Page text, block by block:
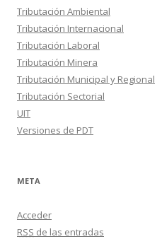
Tributación Ambiental
Tributación Internacional
Tributación Laboral
Tributación Minera
Tributación Municipal y Regional
Tributación Sectorial
UIT
Versiones de PDT
META
Acceder
RSS de las entradas